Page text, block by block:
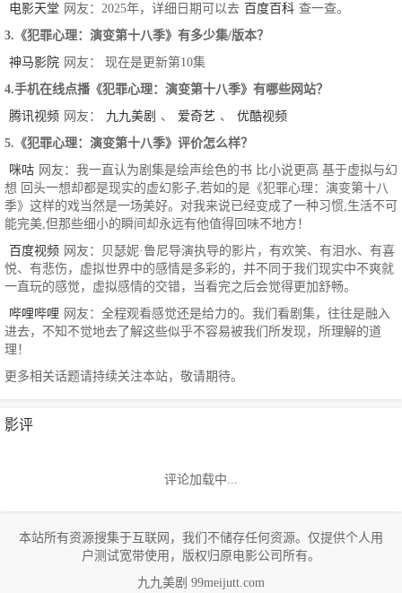
电影天堂 网友：2025年，详细日期可以去 百度百科 查一查。
3.《犯罪心理：演变第十八季》有多少集/版本？
神马影院 网友： 现在是更新第10集
4.手机在线点播《犯罪心理：演变第十八季》有哪些网站？
腾讯视频 网友： 九九美剧 、 爱奇艺 、
优酷视频
5.《犯罪心理：演变第十八季》评价怎么样？
咪咕 网友：我一直认为剧集是绘声绘色的书 比小说更高 基于虚拟与幻
想 回头一想却都是现实的虚幻影子,若如的是《犯罪心理：演变第十八
季》这样的戏当然是一场美好。对我来说已经变成了一种习惯,生活不可
能完美,但那些细小的瞬间却永远有他值得回味不地方！
百度视频 网友：贝瑟妮·鲁尼导演执导的影片，有欢笑、有泪水、有喜
悦、有悲伤，虚拟世界中的感情是多彩的，并不同于我们现实中不爽就
一直玩的感觉，虚拟感情的交错，当看完之后会觉得更加舒畅。
哔哩哔哩 网友：全程观看感觉还是给力的。我们看剧集，往往是融入
进去，不知不觉地去了解这些似乎不容易被我们所发现，所理解的道
理！
更多相关话题请持续关注本站，敬请期待。
影评
评论加载中...
本站所有资源搜集于互联网，我们不储存任何资源。仅提供个人用
户测试宽带使用，版权归原电影公司所有。
九九美剧 99meijutt.com